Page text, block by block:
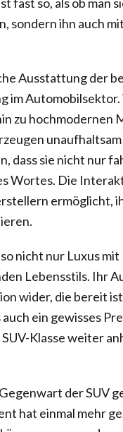
sondern ihn auch
Ausstattung der
im
zu hochmodernen
dass sie nicht nur
Wortes. Die
ermöglicht,
nicht nur Luxus
Lebensstils. Ihr
wider, die bereit
ein gewisses
Klasse weiter
der SUV
hat einmal mehr